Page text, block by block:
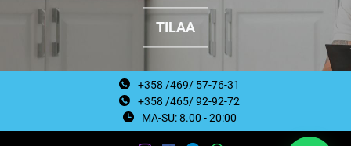
TILAA
+358 /469/ 57-76-31
+358 /465/ 92-92-72
MA-SU: 8.00 - 20:00